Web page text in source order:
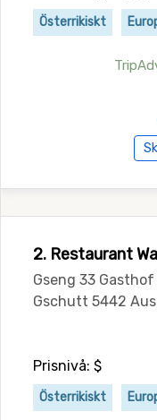
Österrikiskt
2. Restaurant
Gseng 33
Gschutt 5442
Prisnivå: $
Österrikiskt